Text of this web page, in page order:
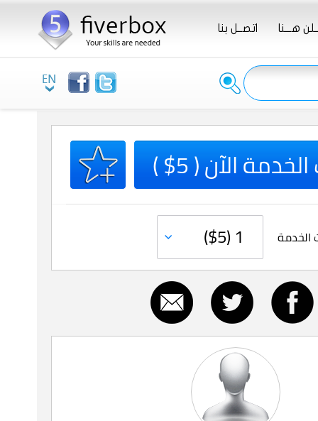
هـــنا اتصــل بنا
الآن ( 5$ )
الخدمة